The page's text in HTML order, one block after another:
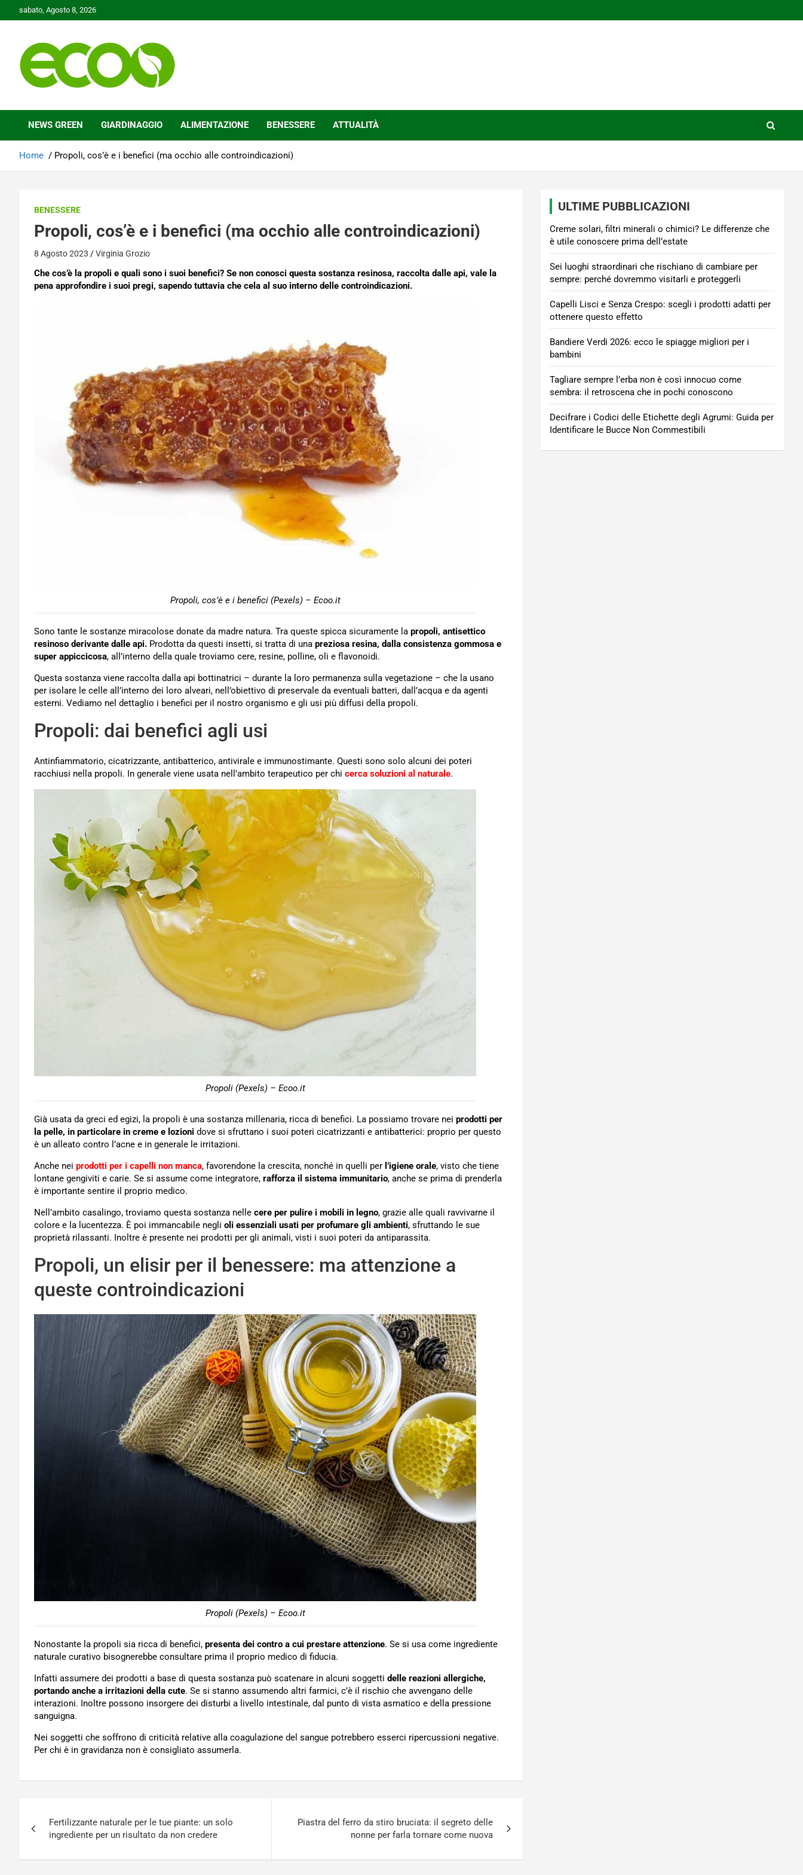
to
sabato, Agosto 8, 2026
Ecoo.it
NEWS GREEN GIARDINAGGIO ALIMENTAZIONE BENESSERE ATTUALITÀ
Home Propoli, cos’è e i benefici (ma occhio alle controindicazioni)
BENESSERE
Propoli, cos’è e i benefici (ma occhio alle controindicazioni)
8 Agosto 2023 Virginia Grozio
Che cos’è la propoli e quali sono i suoi benefici? Se non conosci questa sostanza resinosa, raccolta dalle api, vale la
pena approfondire i suoi pregi, sapendo tuttavia che cela al suo interno delle controindicazioni.
Propoli, cos’è e i benefici (Pexels) – Ecoo.it
Sono tante le sostanze miracolose donate da madre natura. Tra queste spicca sicuramente la propoli, antisettico
resinoso derivante dalle api. Prodotta da questi insetti, si tratta di una preziosa resina, dalla consistenza gommosa e
super appiccicosa, all’interno della quale troviamo cere, resine, polline, oli e flavonoidi.
Questa sostanza viene raccolta dalla api bottinatrici – durante la loro permanenza sulla vegetazione – che la usano
per isolare le celle all’interno dei loro alveari, nell’obiettivo di preservale da eventuali batteri, dall’acqua e da agenti
esterni. Vediamo nel dettaglio i benefici per il nostro organismo e gli usi più diffusi della propoli.
Propoli: dai benefici agli usi
Antinfiammatorio, cicatrizzante, antibatterico, antivirale e immunostimante. Questi sono solo alcuni dei poteri
racchiusi nella propoli. In generale viene usata nell’ambito terapeutico per chi cerca soluzioni al naturale.
Propoli (Pexels) – Ecoo.it
Già usata da greci ed egizi, la propoli è una sostanza millenaria, ricca di benefici. La possiamo trovare nei prodotti per
la pelle, in particolare in creme e lozioni dove si sfruttano i suoi poteri cicatrizzanti e antibatterici: proprio per questo
è un alleato contro l’acne e in generale le irritazioni.
Anche nei prodotti per i capelli non manca, favorendone la crescita, nonché in quelli per l’igiene orale, visto che tiene
lontane gengiviti e carie. Se si assume come integratore, rafforza il sistema immunitario, anche se prima di prenderla
è importante sentire il proprio medico.
Nell’ambito casalingo, troviamo questa sostanza nelle cere per pulire i mobili in legno, grazie alle quali ravvivarne il
colore e la lucentezza. È poi immancabile negli oli essenziali usati per profumare gli ambienti, sfruttando le sue
proprietà rilassanti. Inoltre è presente nei prodotti per gli animali, visti i suoi poteri da antiparassita.
Propoli, un elisir per il benessere: ma attenzione a
queste controindicazioni
Propoli (Pexels) – Ecoo.it
Nonostante la propoli sia ricca di benefici, presenta dei contro a cui prestare attenzione. Se si usa come ingrediente
naturale curativo bisognerebbe consultare prima il proprio medico di fiducia.
Infatti assumere dei prodotti a base di questa sostanza può scatenare in alcuni soggetti delle reazioni allergiche,
portando anche a irritazioni della cute. Se si stanno assumendo altri farmici, c’è il rischio che avvengano delle
interazioni. Inoltre possono insorgere dei disturbi a livello intestinale, dal punto di vista asmatico e della pressione
sanguigna.
Nei soggetti che soffrono di criticità relative alla coagulazione del sangue potrebbero esserci ripercussioni negative.
Per chi è in gravidanza non è consigliato assumerla.
articoli
Fertilizzante naturale per le tue piante: un solo
ingrediente per un risultato da non credere
Piastra del ferro da stiro bruciata: il segreto delle
nonne per farla tornare come nuova
ULTIME PUBBLICAZIONI
Creme solari, filtri minerali o chimici? Le differenze che
è utile conoscere prima dell’estate
Sei luoghi straordinari che rischiano di cambiare per
sempre: perché dovremmo visitarli e proteggerli
Capelli Lisci e Senza Crespo: scegli i prodotti adatti per
ottenere questo effetto
Bandiere Verdi 2026: ecco le spiagge migliori per i
bambini
Tagliare sempre l’erba non è così innocuo come
sembra: il retroscena che in pochi conoscono
Decifrare i Codici delle Etichette degli Agrumi: Guida per
Identificare le Bucce Non Commestibili